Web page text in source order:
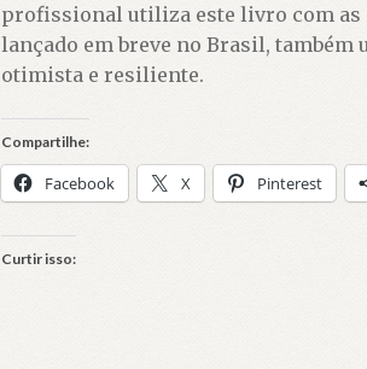
profissional utiliza este livro com as
lançado em breve no Brasil,
otimista e resiliente.
Compartilhe:
Facebook X Pinterest
Curtir isso: